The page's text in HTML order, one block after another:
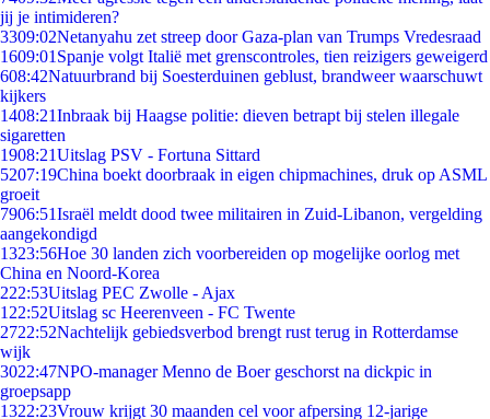
jij je intimideren?
3309:02Netanyahu zet streep door Gaza-plan van Trumps Vredesraad
1609:01 Spanje volgt Italië met grenscontroles, tien reizigers geweigerd
608:42Natuurbrand bij Soesterduinen geblust, brandweer waarschuwt
kijkers
1408:21Inbraak bij Haagse politie: dieven betrapt bij stelen illegale
sigaretten
1908:21Uitslag PSV - Fortuna Sittard
5207:19China boekt doorbraak in eigen chipmachines, druk op ASML
groeit
7906:51Israël meldt dood twee militairen in Zuid-Libanon, vergelding
aangekondigd
1323:56Hoe 30 landen zich voorbereiden op mogelijke oorlog met
China en Noord-Korea
222:53Uitslag PEC Zwolle - Ajax
1 22:52Uitslag sc Heerenveen - FC Twente
2722:52Nachtelijk gebiedsverbod brengt rust terug in Rotterdamse
wijk
3022:47NPO-manager Menno de Boer geschorst na dickpic in
groepsapp
1322:23Vrouw krijgt 30 maanden cel voor afpersing 12-jarige